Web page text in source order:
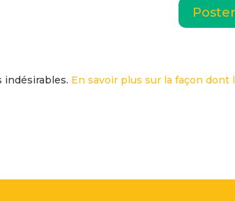
indésirables. En savoir plus sur la façon dont